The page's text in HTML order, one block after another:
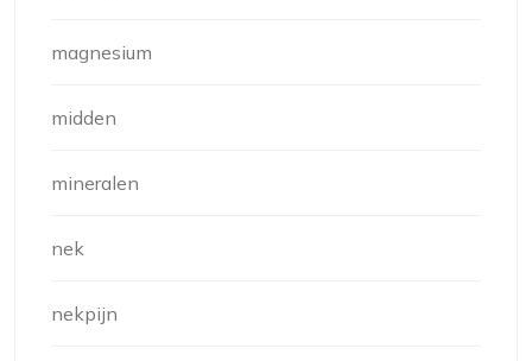
magnesium
midden
mineralen
nek
nekpijn